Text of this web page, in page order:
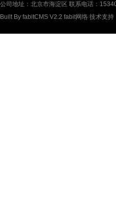
公司地址：北京市海淀区 联系电话：
Built By fabitCMS V2.2 fabit网络 技术支持